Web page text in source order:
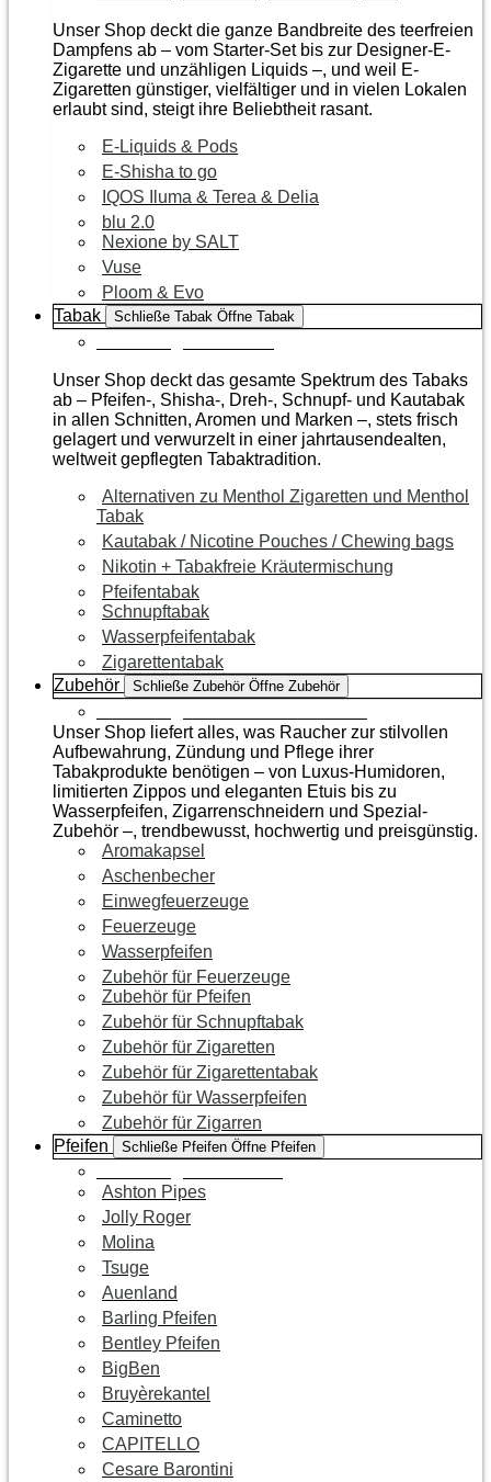
Unser Shop deckt die ganze Bandbreite des teerfreien
Dampfens ab – vom Starter-Set bis zur Designer-E-
Zigarette und unzähligen Liquids –, und weil E-
Zigaretten günstiger, vielfältiger und in vielen Lokalen
erlaubt sind, steigt ihre Beliebtheit rasant.
E-Liquids & Pods
E-Shisha to go
IQOS Iluma & Terea & Delia
blu 2.0
Nexione by SALT
Vuse
Ploom & Evo
Tabak
Schließe Tabak Öffne Tabak
Unser Shop deckt das gesamte Spektrum des Tabaks
ab – Pfeifen-, Shisha-, Dreh-, Schnupf- und Kautabak
in allen Schnitten, Aromen und Marken –, stets frisch
gelagert und verwurzelt in einer jahrtausendealten,
weltweit gepflegten Tabaktradition.
Alternativen zu Menthol Zigaretten und Menthol
Tabak
Kautabak / Nicotine Pouches / Chewing bags
Nikotin + Tabakfreie Kräutermischung
Pfeifentabak
Schnupftabak
Wasserpfeifentabak
Zigarettentabak
Zubehör
Schließe Zubehör Öffne Zubehör
Unser Shop liefert alles, was Raucher zur stilvollen
Aufbewahrung, Zündung und Pflege ihrer
Tabakprodukte benötigen – von Luxus-Humidoren,
limitierten Zippos und eleganten Etuis bis zu
Wasserpfeifen, Zigarrenschneidern und Spezial-
Zubehör –, trendbewusst, hochwertig und preisgünstig.
Aromakapsel
Aschenbecher
Einwegfeuerzeuge
Feuerzeuge
Wasserpfeifen
Zubehör für Feuerzeuge
Zubehör für Pfeifen
Zubehör für Schnupftabak
Zubehör für Zigaretten
Zubehör für Zigarettentabak
Zubehör für Wasserpfeifen
Zubehör für Zigarren
Pfeifen
Schließe Pfeifen Öffne Pfeifen
Ashton Pipes
Jolly Roger
Molina
Tsuge
Auenland
Barling Pfeifen
Bentley Pfeifen
BigBen
Bruyèrekantel
Caminetto
CAPITELLO
Cesare Barontini